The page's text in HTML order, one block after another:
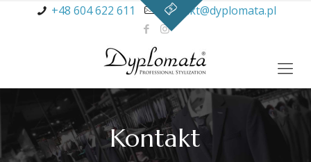
+48 604 622 611 kontakt@dyplomata.pl
Kontakt